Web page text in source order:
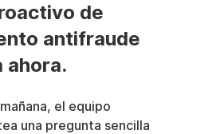
de
antifraude
ahora.
el equipo
una pregunta sencilla